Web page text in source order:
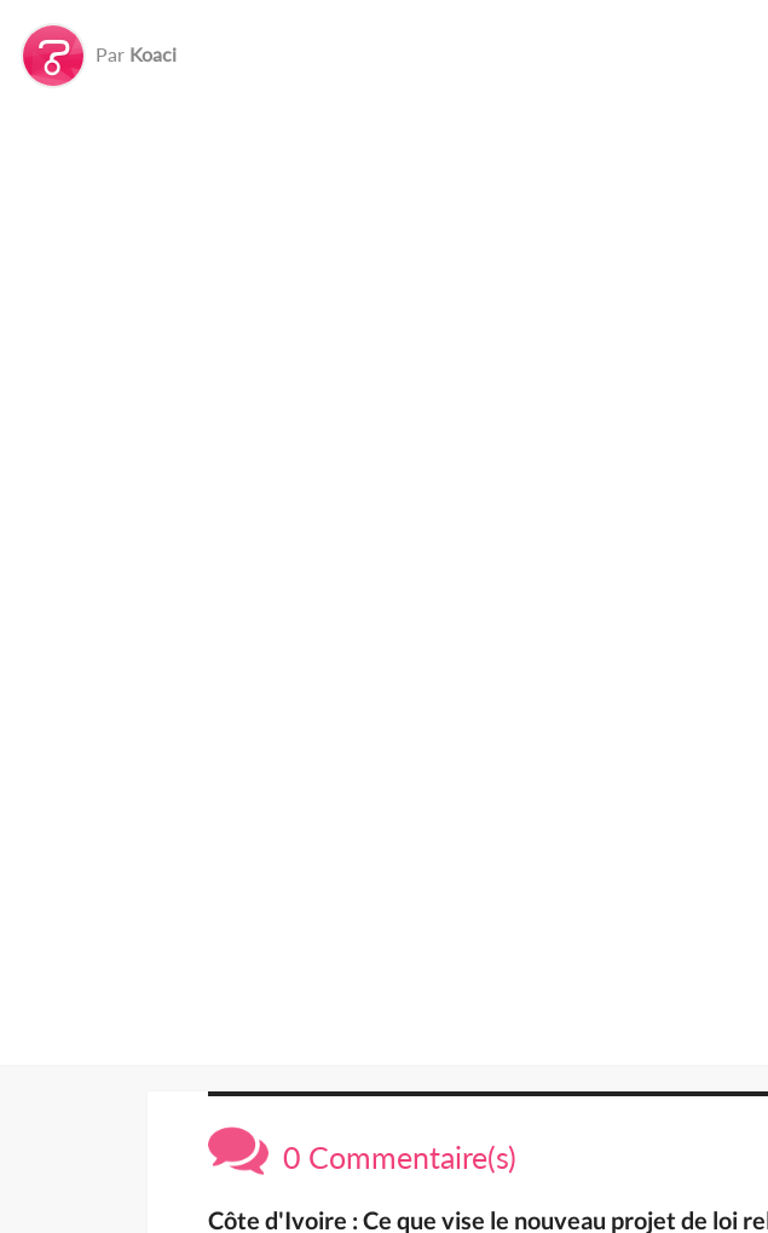
Par Koaci
0 Commentaire(s)
Côte d'Ivoire : Ce que vise le nouveau projet de loi